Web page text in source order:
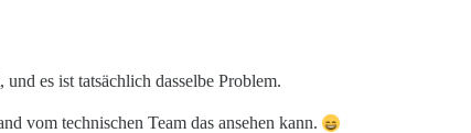
es ist tatsächlich dasselbe Problem.
vom technischen Team das ansehen kann.